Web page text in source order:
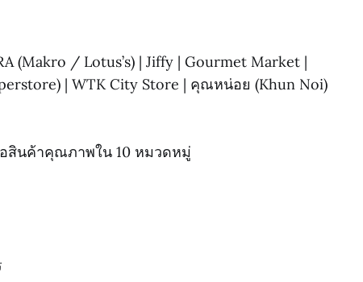
(Makro / Lotus’s) | Jiffy | Gourmet Market |
| WTK City Store | คุณหน่อย (Khun Noi)
สินค้าคุณภาพใน 10 หมวดหมู่